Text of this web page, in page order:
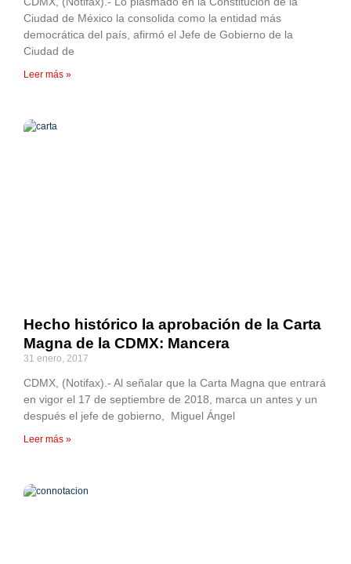
Ciudad de México la consolida como la entidad más
democrática del país, afirmó el Jefe de Gobierno de la
Ciudad de
Leer más »
Hecho histórico la aprobación de la Carta
Magna de la CDMX: Mancera
31 enero, 2017
CDMX, (Notifax).- Al señalar que la Carta Magna que entrará
en vigor el 17 de septiembre de 2018, marca un antes y un
después el jefe de gobierno, Miguel Ángel
Leer más »